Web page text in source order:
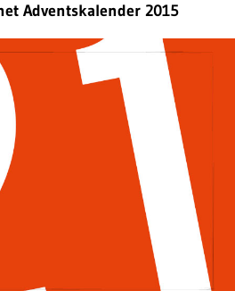
Adventskalender 2015